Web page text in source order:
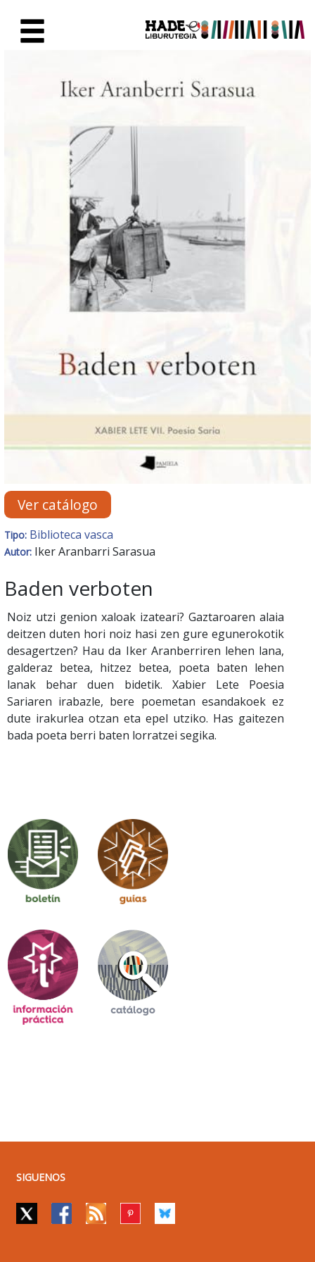
Ver catálogo
Tipo: Biblioteca vasca
Autor: Iker Aranbarri Sarasua
Baden verboten
Noiz utzi genion xaloak izateari? Gaztaroaren alaia
deitzen duten hori noiz hasi zen gure egunerokotik
desagertzen? Hau da Iker Aranberriren lehen lana,
galderaz betea, hitzez betea, poeta baten lehen
lanak behar duen bidetik. Xabier Lete Poesia
Sariaren irabazle, bere poemetan esandakoek ez
dute irakurlea otzan eta epel utziko. Has gaitezen
bada poeta berri baten lorratzei segika.
SIGUENOS